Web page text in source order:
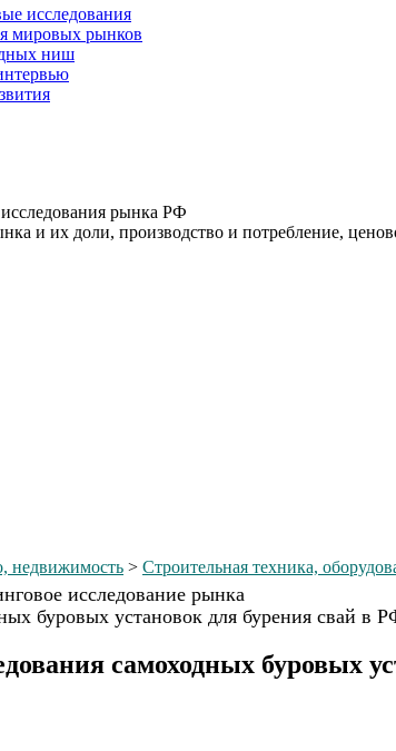
исследования
мировых рынков
ниш
рынка РФ
и их доли, производство и потребление,
недвижимость > Строительная техника,
исследование рынка
буровых установок для бурения свай в
самоходных буровых